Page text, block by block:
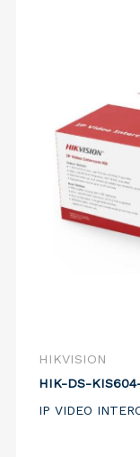
HIKVISION
HIK-DS-
IP VIDEO